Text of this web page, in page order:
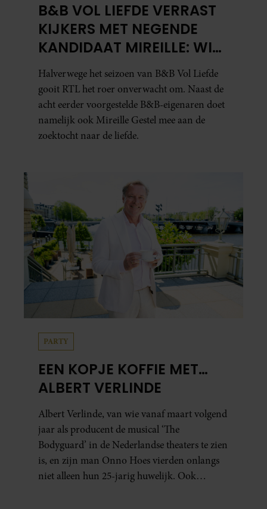
B&B VOL LIEFDE VERRAST
KIJKERS MET NEGENDE
KANDIDAAT MIREILLE: WIE
IS ZIJ EIGENLIJK?
Halverwege het seizoen van B&B Vol Liefde
gooit RTL het roer onverwacht om. Naast de
acht eerder voorgestelde B&B-eigenaren doet
namelijk ook Mireille Gestel mee aan de
zoektocht naar de liefde.
PARTY
EEN KOPJE KOFFIE MET…
ALBERT VERLINDE
Albert Verlinde, van wie vanaf maart volgend
jaar als producent de musical ‘The
Bodyguard’ in de Nederlandse theaters te zien
is, en zijn man Onno Hoes vierden onlangs
niet alleen hun 25-jarig huwelijk. Ook